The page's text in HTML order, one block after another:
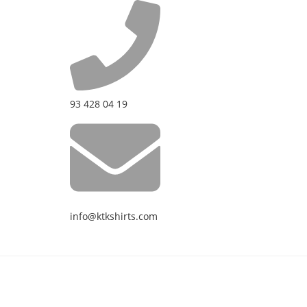
93 428 04 19
info@ktkshirts.com